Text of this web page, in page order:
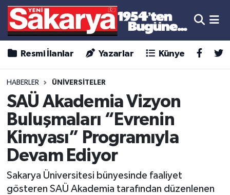
Resmi İlanlar Yazarlar Künye
HABERLER ÜNİVERSİTELER
SAÜ Akademia Vizyon
Buluşmaları “Evrenin
Kimyası” Programıyla
Devam Ediyor
Sakarya Üniversitesi bünyesinde faaliyet
gösteren SAÜ Akademia tarafından düzenlenen